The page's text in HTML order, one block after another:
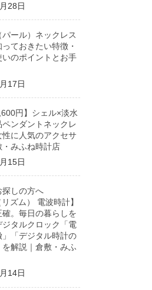
28日
ール）ネックレス
ておきたい特徴・
いのポイントとお手
17日
円】シェル×淡水
ンダントネックレ
性に人気のアクセサ
・みふね時計店
15日
探しの方へ
リズム） 電波時計】
確。毎日の暮らしを
タルクロック「電
「デジタル時計の
解説｜倉敷・みふ
14日